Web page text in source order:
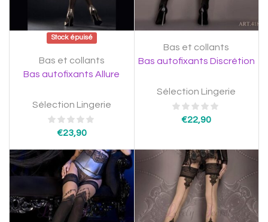
Stock épuisé
Bas et collants
Bas autofixants Allure
Sélection Lingerie
€23,90
Bas et collants
Bas autofixants Discrétion
Sélection Lingerie
€22,90